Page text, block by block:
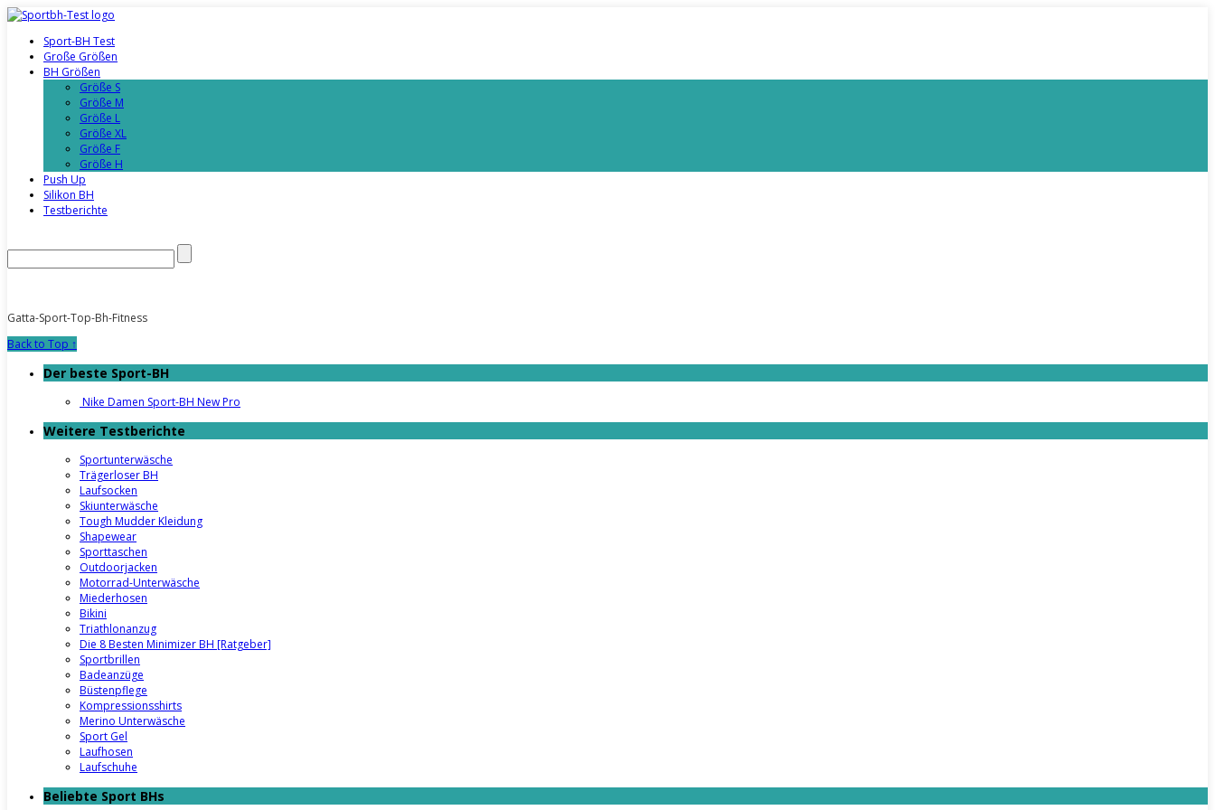
Sport-BH Test
Große Größen
BH Größen
Größe S
Größe M
Größe L
Größe XL
Größe F
Größe H
Push Up
Silikon BH
Testberichte
Gatta-Sport-Top-Bh-Fitness
Back to Top ↑
Der beste Sport-BH
Nike Damen Sport-BH New Pro
Weitere Testberichte
Sportunterwäsche
Trägerloser BH
Laufsocken
Skiunterwäsche
Tough Mudder Kleidung
Shapewear
Sporttaschen
Outdoorjacken
Motorrad-Unterwäsche
Miederhosen
Bikini
Triathlonanzug
Die 8 Besten Minimizer BH [Ratgeber]
Sportbrillen
Badeanzüge
Büstenpflege
Kompressionsshirts
Merino Unterwäsche
Sport Gel
Laufhosen
Laufschuhe
Beliebte Sport BHs